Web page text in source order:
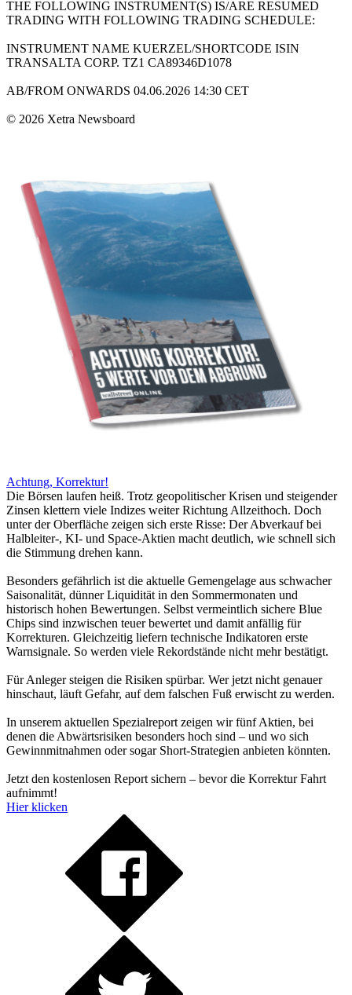
THE FOLLOWING INSTRUMENT(S) IS/ARE RESUMED
TRADING WITH FOLLOWING TRADING SCHEDULE:
INSTRUMENT NAME KUERZEL/SHORTCODE ISIN
TRANSALTA CORP. TZ1 CA89346D1078
AB/FROM ONWARDS 04.06.2026 14:30 CET
© 2026 Xetra Newsboard
Achtung, Korrektur!
Die Börsen laufen heiß. Trotz geopolitischer Krisen und steigender
Zinsen klettern viele Indizes weiter Richtung Allzeithoch. Doch
unter der Oberfläche zeigen sich erste Risse: Der Abverkauf bei
Halbleiter-, KI- und Space-Aktien macht deutlich, wie schnell sich
die Stimmung drehen kann.
Besonders gefährlich ist die aktuelle Gemengelage aus schwacher
Saisonalität, dünner Liquidität in den Sommermonaten und
historisch hohen Bewertungen. Selbst vermeintlich sichere Blue
Chips sind inzwischen teuer bewertet und damit anfällig für
Korrekturen. Gleichzeitig liefern technische Indikatoren erste
Warnsignale. So werden viele Rekordstände nicht mehr bestätigt.
Für Anleger steigen die Risiken spürbar. Wer jetzt nicht genauer
hinschaut, läuft Gefahr, auf dem falschen Fuß erwischt zu werden.
In unserem aktuellen Spezialreport zeigen wir fünf Aktien, bei
denen die Abwärtsrisiken besonders hoch sind – und wo sich
Gewinnmitnahmen oder sogar Short-Strategien anbieten könnten.
Jetzt den kostenlosen Report sichern – bevor die Korrektur Fahrt
aufnimmt!
Hier klicken